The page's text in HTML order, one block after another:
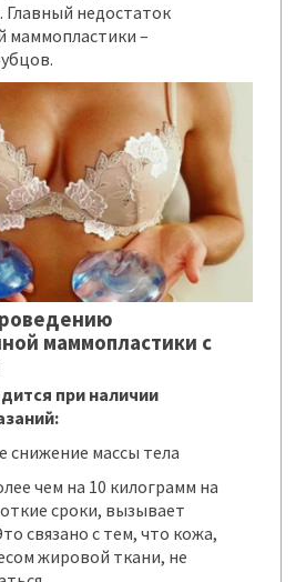
Главный недостаток
маммопластики –
маммопластики с
при наличии
снижение массы тела
чем на 10 килограмм на
сроки, вызывает
связано с тем, что кожа,
жировой ткани, не